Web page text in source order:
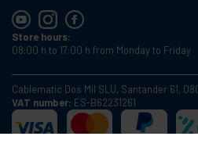
Store hours:
08:00 h to 17:00 h from Monday to Friday
Cablematic Dos Mil SLU, Santander 61,
VAT number: ES-B62231261